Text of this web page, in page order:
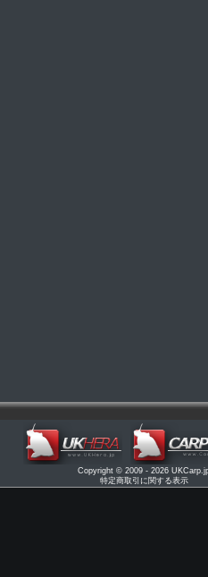
Copyright © 2009 - 2026
特定商取引に関する表示